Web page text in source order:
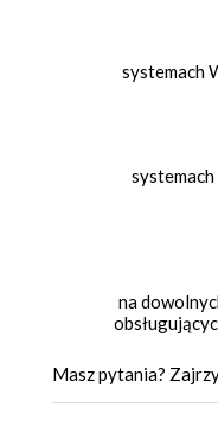
systemach
na
Masz pytania?